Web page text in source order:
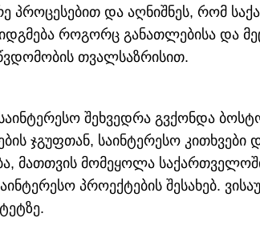
პროცესებით და აღნიშნეს, რომ
იდგმება როგორც განათლებისა და
თვალსაზრისით.
შეხვედრა გვქონდა
ჯგუფთან, საინტერესო კითხვები
მათთვის მომეყოლა
პროექტების შესახებ.